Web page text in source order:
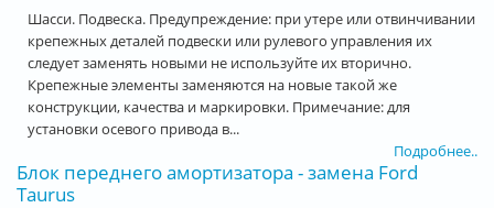
Шасси. Подвеска. Предупреждение: при утере или отвинчивании
крепежных деталей подвески или рулевого управления их
следует заменять новыми не используйте их вторично.
Крепежные элементы заменяются на новые такой же
конструкции, качества и маркировки. Примечание: для
установки осевого привода в...
Подробнее..
Блок переднего амортизатора - замена Ford
Taurus